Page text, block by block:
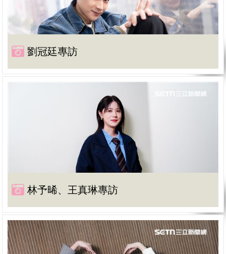
劉冠廷專訪
林予晞、王真琳專訪